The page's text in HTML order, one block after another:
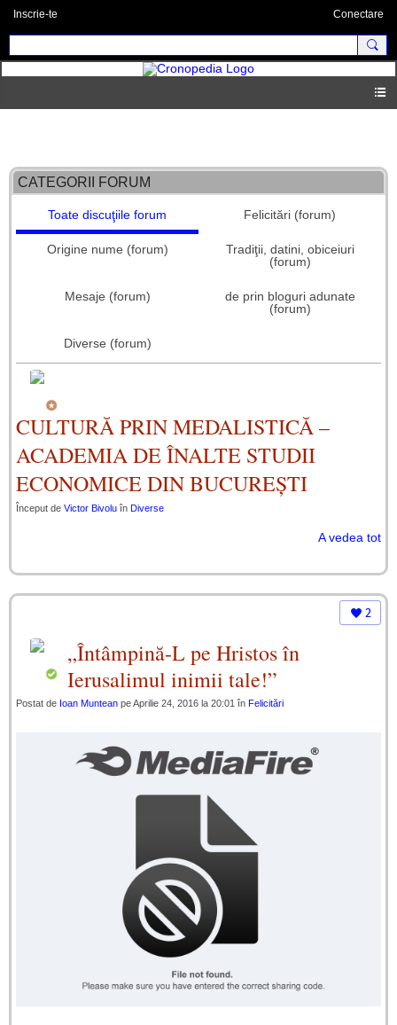
Inscrie-te Conectare
CATEGORII FORUM
Toate discuţiile forum Felicitări (forum)
Origine nume (forum)
Tradiţii, datini, obiceiuri
(forum)
Mesaje (forum)
de prin bloguri adunate
(forum)
Diverse (forum)
CULTURĂ PRIN MEDALISTICĂ –
ACADEMIA DE ÎNALTE STUDII
ECONOMICE DIN BUCUREȘTI
Început de Victor Bivolu în Diverse
A vedea tot
2
„Întâmpină-L pe Hristos în
Ierusalimul inimii tale!”
Postat de Ioan Muntean pe Aprilie 24, 2016 la 20:01 în Felicitări